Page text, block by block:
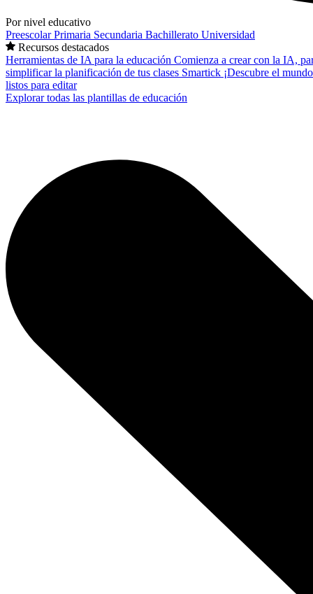
Por nivel educativo
PreescolarPrimaria Secundaria Bachillerato Universidad
Recursos destacados
Herramientas de IA para la educación Comienza a crear con la IA,
simplificar la planificación de tus clases Smartick ¡Descubre el
listos para editar
Explorar todas las plantillas de educación